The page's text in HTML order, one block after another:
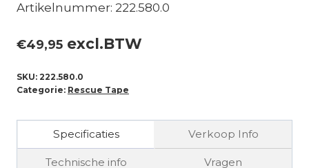
Artikelnummer: 222.580.0
€49,95 excl.BTW
SKU: 222.580.0
Categorie: Rescue Tape
Specificaties Verkoop Info
Technische info Vragen